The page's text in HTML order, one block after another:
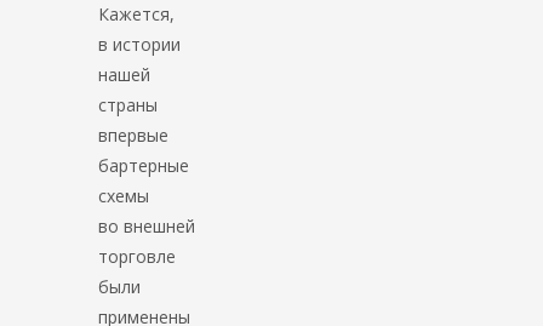
Кажется,
в истории
нашей
страны
впервые
бартерные
схемы
во внешней
торговле
были
применены